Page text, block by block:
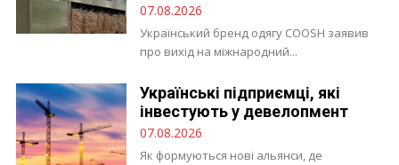
07.08.2026
Український бренд одягу COOSH заявив
про вихід на міжнародний...
Українські підприємці, які
інвестують у девелопмент
07.08.2026
Як формуються нові альянси, де